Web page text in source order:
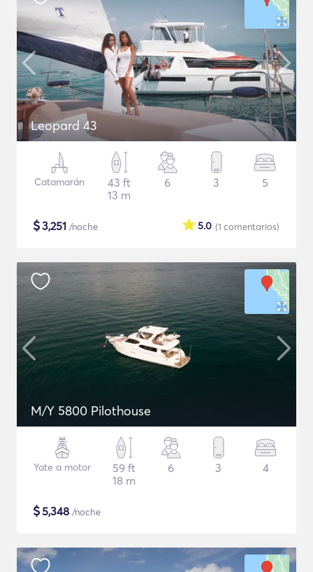
Leopard 43
Catamarán
43 ft
13 m
6 3 5
$3,251 /noche (1 comentarios)
5.0
M/Y 5800 Pilothouse
Yate a motor
59 ft
18 m
6 3 4
$5,348 /noche